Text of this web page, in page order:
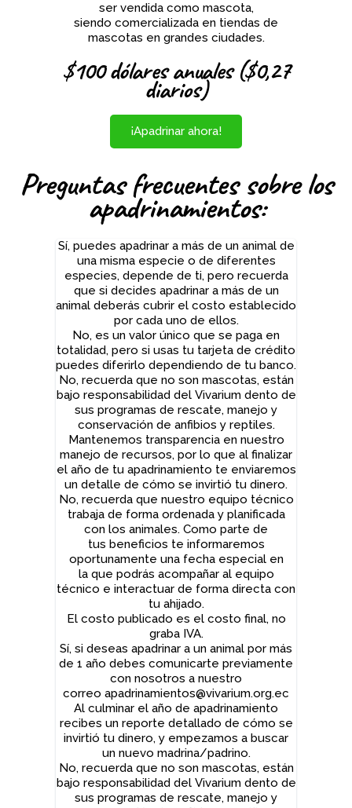
ser vendida como mascota,
siendo comercializada en tiendas de
mascotas en grandes ciudades.
$100 dólares anuales ($0,27
diarios)
¡Apadrinar ahora!
Preguntas frecuentes sobre los
apadrinamientos:
Sí, puedes apadrinar a más de un animal de
una misma especie o de diferentes
especies, depende de ti, pero recuerda
que si decides apadrinar a más de un
animal deberás cubrir el costo establecido
por cada uno de ellos.
No, es un valor único que se paga en
totalidad, pero si usas tu tarjeta de crédito
puedes diferirlo dependiendo de tu banco.
No, recuerda que no son mascotas, están
bajo responsabilidad del Vivarium dento de
sus programas de rescate, manejo y
conservación de anfibios y reptiles.
Mantenemos transparencia en nuestro
manejo de recursos, por lo que al finalizar
el año de tu apadrinamiento te enviaremos
un detalle de cómo se invirtió tu dinero.
No, recuerda que nuestro equipo técnico
trabaja de forma ordenada y planificada
con los animales. Como parte de
tus beneficios te informaremos
oportunamente una fecha especial en
la que podrás acompañar al equipo
técnico e interactuar de forma directa con
tu ahijado.
El costo publicado es el costo final, no
graba IVA.
Sí, si deseas apadrinar a un animal por más
de 1 año debes comunicarte previamente
con nosotros a nuestro
correo apadrinamientos@vivarium.org.ec
Al culminar el año de apadrinamiento
recibes un reporte detallado de cómo se
invirtió tu dinero, y empezamos a buscar
un nuevo madrina/padrino.
No, recuerda que no son mascotas, están
bajo responsabilidad del Vivarium dento de
sus programas de rescate, manejo y